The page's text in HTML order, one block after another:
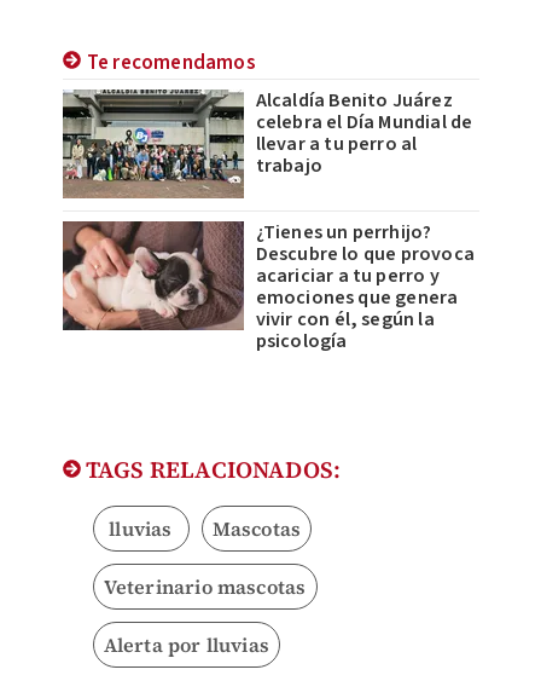
Te recomendamos
Alcaldía Benito Juárez
celebra el Día Mundial de
llevar a tu perro al
trabajo
¿Tienes un perrhijo?
Descubre lo que provoca
acariciar a tu perro y
emociones que genera
vivir con él, según la
psicología
TAGS RELACIONADOS:
lluvias Mascotas
Veterinario mascotas
Alerta por lluvias